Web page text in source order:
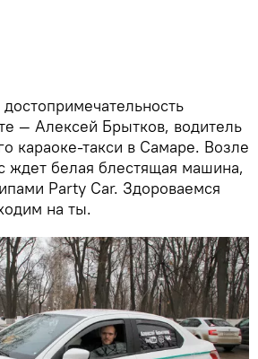
— Алексей Брытков, водитель
караоке-такси в Самаре. Возле
ждет белая блестящая машина,
Party Car. Здороваемся
на ты.